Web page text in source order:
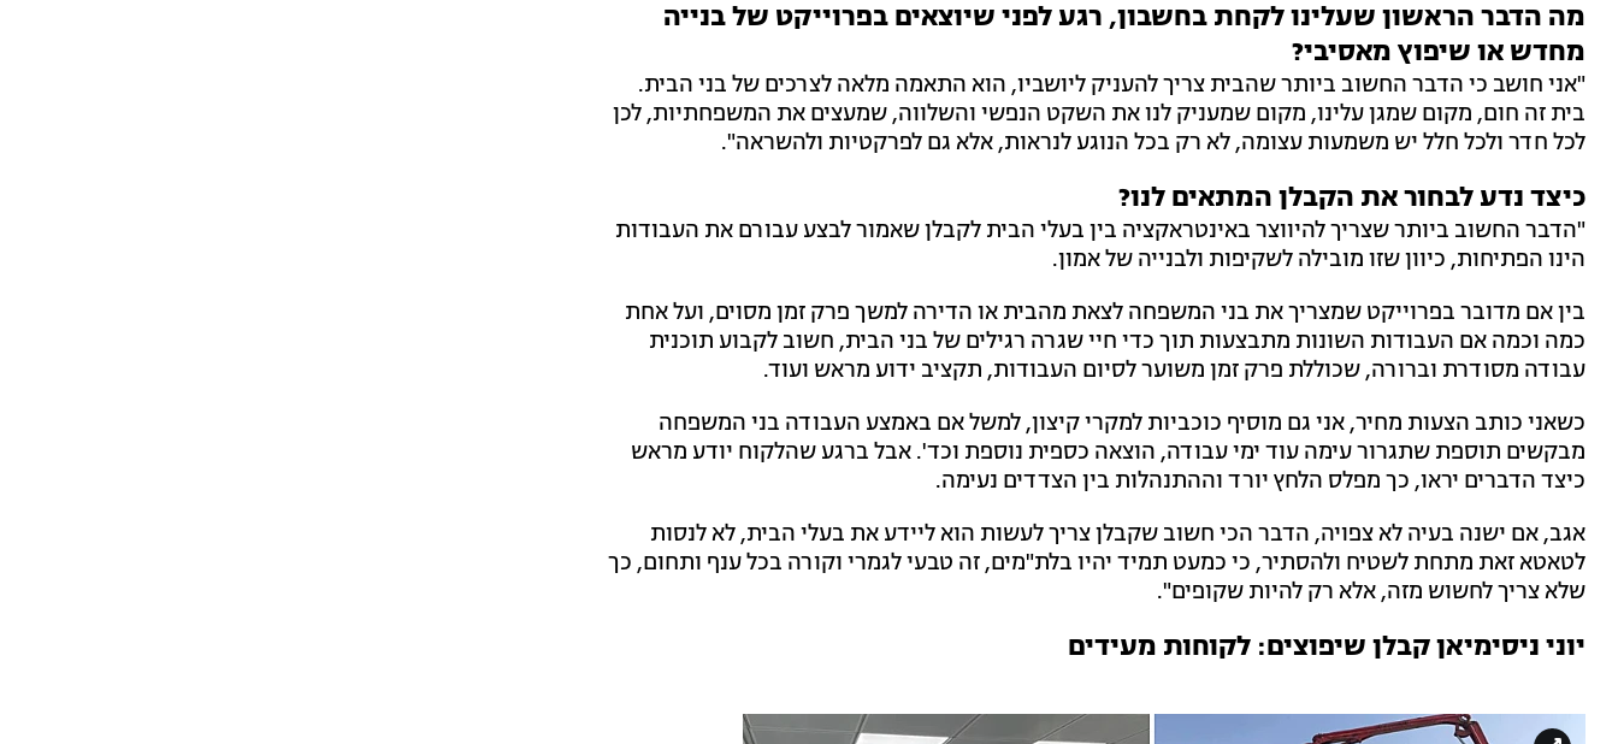
מה הדבר הראשון שעלינו לקחת בחשבון, רגע לפני שיוצאים בפרוייקט של בנייה
מחדש או שיפוץ מאסיבי?
"אני חושב כי הדבר החשוב ביותר שהבית צריך להעניק ליושביו, הוא התאמה מלאה לצרכים של בני הבית.
בית זה חום, מקום שמגן עלינו, מקום שמעניק לנו את השקט הנפשי והשלווה, שמעצים את המשפחתיות, לכן
לכל חדר ולכל חלל יש משמעות עצומה, לא רק בכל הנוגע לנראות, אלא גם לפרקטיות ולהשראה".
כיצד נדע לבחור את הקבלן המתאים לנו?
"הדבר החשוב ביותר שצריך להיווצר באינטראקציה בין בעלי הבית לקבלן שאמור לבצע עבורם את העבודות
הינו הפתיחות, כיוון שזו מובילה לשקיפות ולבנייה של אמון.
בין אם מדובר בפרוייקט שמצריך את בני המשפחה לצאת מהבית או הדירה למשך פרק זמן מסוים, ועל אחת
כמה וכמה אם העבודות השונות מתבצעות תוך כדי חיי שגרה רגילים של בני הבית, חשוב לקבוע תוכנית
עבודה מסודרת וברורה, שכוללת פרק זמן משוער לסיום העבודות, תקציב ידוע מראש ועוד.
כשאני כותב הצעות מחיר, אני גם מוסיף כוכביות למקרי קיצון, למשל אם באמצע העבודה בני המשפחה
מבקשים תוספת שתגרור עימה עוד ימי עבודה, הוצאה כספית נוספת וכד'. אבל ברגע שהלקוח יודע מראש
כיצד הדברים יראו, כך מפלס הלחץ יורד וההתנהלות בין הצדדים נעימה.
אגב, אם ישנה בעיה לא צפויה, הדבר הכי חשוב שקבלן צריך לעשות הוא ליידע את בעלי הבית, לא לנסות
לטאטא זאת מתחת לשטיח ולהסתיר, כי כמעט תמיד יהיו בלת"מים, זה טבעי לגמרי וקורה בכל ענף ותחום, כך
שלא צריך לחשוש מזה, אלא רק להיות שקופים".
יוני ניסימיאן קבלן שיפוצים: לקוחות מעידים